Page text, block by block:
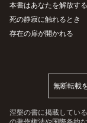
本書はあなたを解放する
死の静寂に触れるとき
存在の扉が開かれる
無断転載
涅槃の書に掲載してい